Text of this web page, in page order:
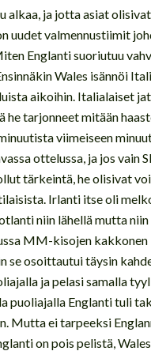
alkaa, ja jotta asiat
uudet valmennustiimit
Englanti suoriutuu
Wales isännöi
aikoihin. Italialaiset
tarjonneet mitään
viimeiseen
ottelussa, ja jos vain
tärkeintä, he olisivat
Irlanti itse oli
niin lähellä mutta
MM-kisojen kakkonen
se osoittautui täysin
ja pelasi samalla
puoliajalla Englanti tuli
Mutta ei tarpeeksi
on pois pelistä,